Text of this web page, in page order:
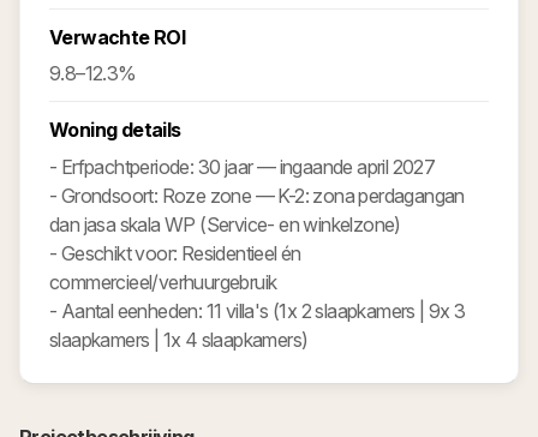
Verwachte ROI
9.8–12.3%
Woning details
- Erfpachtperiode: 30 jaar — ingaande april 2027
- Grondsoort: Roze zone — K-2: zona perdagangan
dan jasa skala WP (Service- en winkelzone)
- Geschikt voor: Residentieel én
commercieel/verhuurgebruik
- Aantal eenheden: 11 villa's (1x 2 slaapkamers | 9x 3
slaapkamers | 1x 4 slaapkamers)